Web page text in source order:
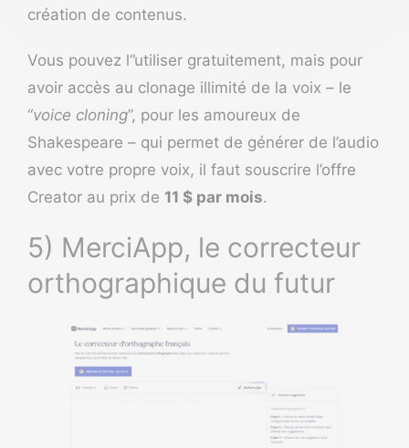
création de contenus.
Vous pouvez l”utiliser gratuitement, mais pour
avoir accès au clonage illimité de la voix – le
“voice cloning”, pour les amoureux de
Shakespeare – qui permet de générer de l’audio
avec votre propre voix, il faut souscrire l’offre
Creator au prix de 11 $ par mois.
5) MerciApp, le correcteur
orthographique du futur